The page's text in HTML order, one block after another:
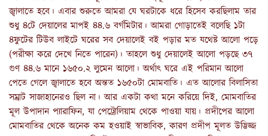
জ্বালাতে হবে। এবার শুরুতে আমরা যে ঘরটাকে ধরে হিসেব করছিলাম তার
শুধু ৪টে দেয়ালের মাপই ৪৪.৬ বর্গমিটার। আমরা গোড়াতেই বলেছি ১টা
৪ফুটের টিউব লাইটে ঘরের সব দেয়ালেই বই পড়ার মত যথেষ্ট আলো পড়ে
(পরীক্ষা করে দেখে নিতে পারেন)। তাহলে শুধু দেয়ালেই আলো পড়ছে ৩৭
গুণ ৪৪.৬ মানে ১৬৫০.২ লুমেন আলো। অর্থাৎ ঘরে এই পরিমান আলো
পেতে গেলে জ্বালাতে হবে অন্তত ১৬৫০টা মোমবাতি। এত আলোর বিলাসিতা
সম্রাট সাজাহানেরও ছিল না। আর একটা কথা মনে করিয়ে দিই, মোমবাতির
মূল উপাদান প্যারাফিন, যা পেট্রোলিয়াম থেকে পাওয়া যায়। প্রদীপের আলো
মোমবাতির থেকে অনেক কম হওয়াই স্বাভাবিক, কারণ প্রদীপ মূলত উদ্ভিজ্জ